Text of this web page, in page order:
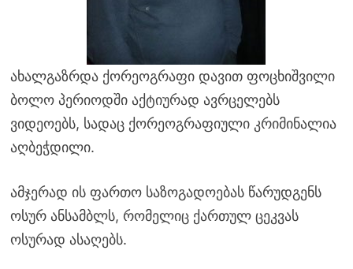
ახალგაზრდა ქორეოგრაფი დავით ფოცხიშვილი
ბოლო პერიოდში აქტიურად ავრცელებს
ვიდეოებს, სადაც ქორეოგრაფიული კრიმინალია
აღბეჭდილი.
ამჯერად ის ფართო საზოგადოებას წარუდგენს
ოსურ ანსამბლს, რომელიც ქართულ ცეკვას
ოსურად ასაღებს.